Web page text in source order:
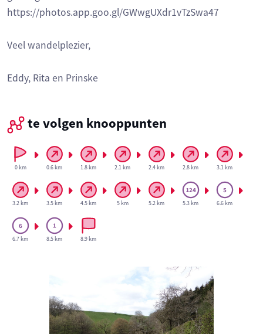
https://photos.app.goo.gl/GWwgUXdr1vTzSwa47
Veel wandelplezier,
Eddy, Rita en Prinske
te volgen knooppunten
0 km 0.6 km 1.8 km 2.1 km 2.4 km 2.8 km 3.1 km
3.2 km 3.5 km 4.5 km 5 km 5.2 km 5.3 km 6.6 km
6.7 km 8.5 km 8.9 km